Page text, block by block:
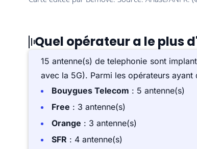
Quel opérateur a le plus
15 antenne(s) de telephonie sont
avec la 5G). Parmi les opérateurs
Bouygues Telecom : 5 antenne(s)
Free : 3 antenne(s)
Orange : 3 antenne(s)
SFR : 4 antenne(s)